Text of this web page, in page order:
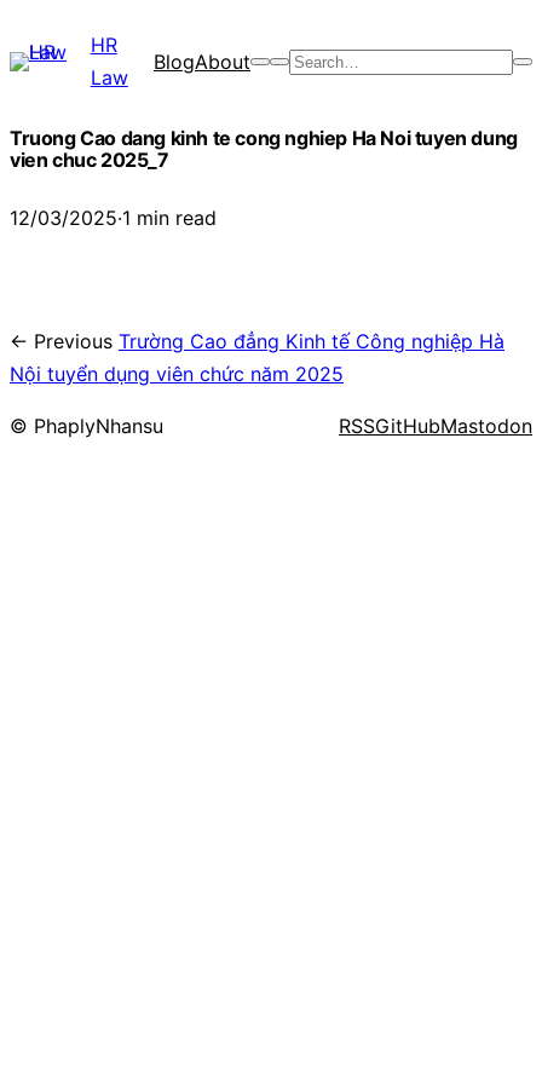
đến
dung
HR
Law
BlogAbout Search
Truong Cao dang kinh te cong nghiep Ha Noi tuyen dung
vien chuc 2025_7
12/03/2025·1 min read
← Previous Trường Cao đẳng Kinh tế Công nghiệp Hà
Nội tuyển dụng viên chức năm 2025
© PhaplyNhansu RSSGitHubMastodon